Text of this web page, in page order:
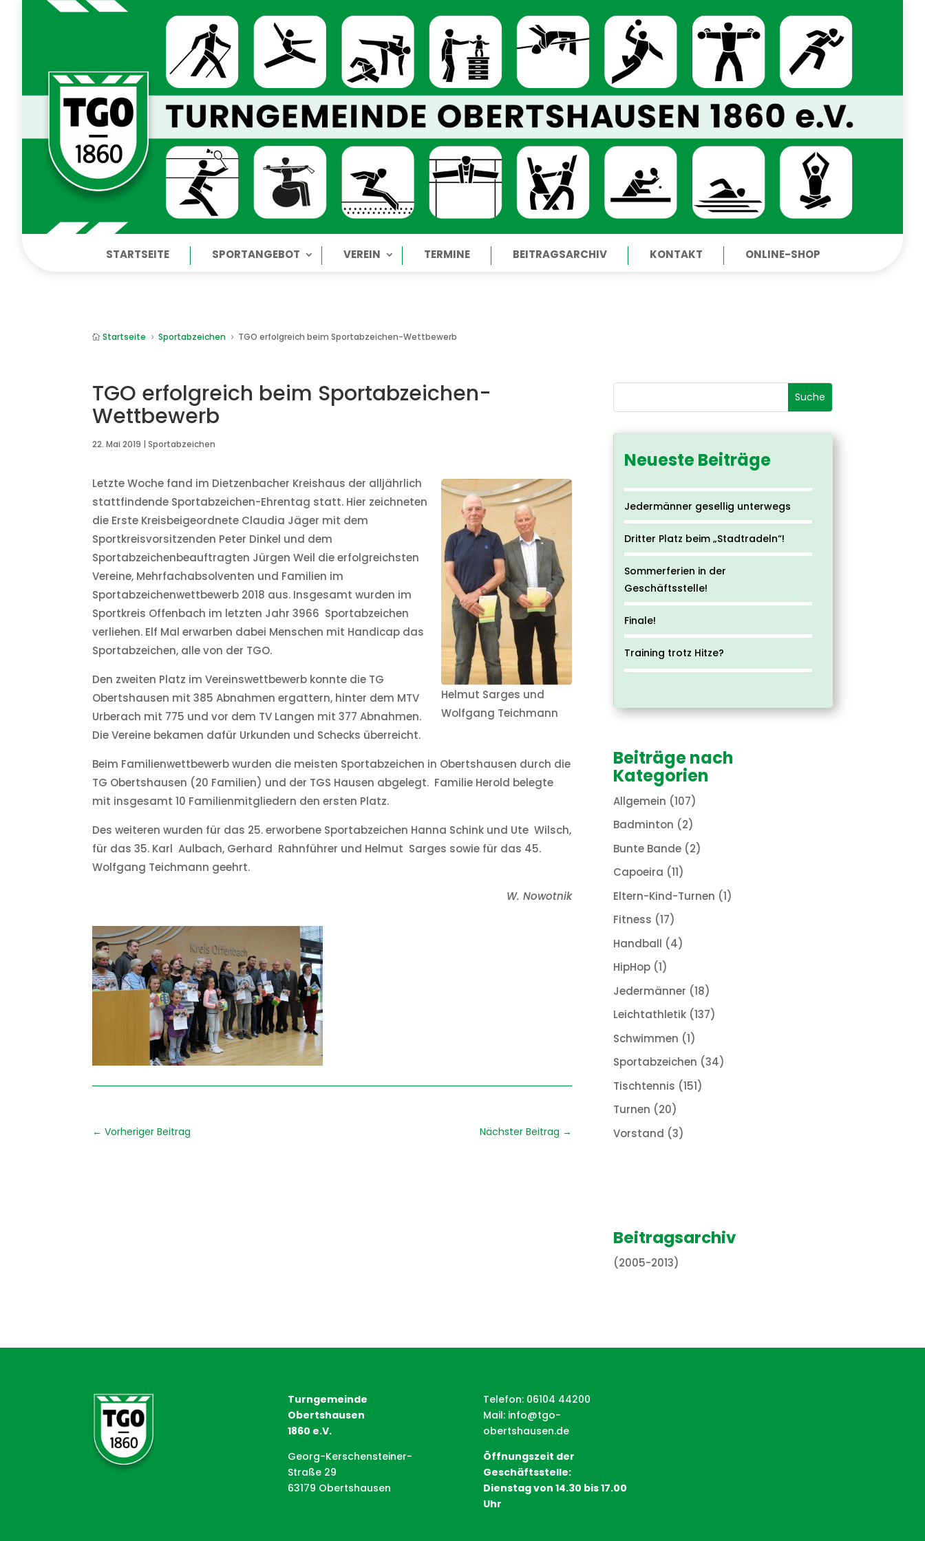
STARTSEITE SPORTANGEBOT VEREIN TERMINE BEITRAGSARCHIV KONTAKT ONLINE-SHOP
 Startseite 5 Sportabzeichen 5 TGO erfolgreich beim Sportabzeichen-Wettbewerb
TGO erfolgreich beim Sportabzeichen-
Wettbewerb
22. Mai 2019 |Sportabzeichen
Helmut Sarges und
Wolfgang Teichmann
Letzte Woche fand im Dietzenbacher Kreishaus der alljährlich
stattfindende Sportabzeichen-Ehrentag statt. Hier zeichneten
die Erste Kreisbeigeordnete Claudia Jäger mit dem
Sportkreisvorsitzenden Peter Dinkel und dem
Sportabzeichenbeauftragten Jürgen Weil die erfolgreichsten
Vereine, Mehrfachabsolventen und Familien im
Sportabzeichenwettbewerb 2018 aus. Insgesamt wurden im
Sportkreis Offenbach im letzten Jahr 3966 Sportabzeichen
verliehen. Elf Mal erwarben dabei Menschen mit Handicap das
Sportabzeichen, alle von der TGO.
Den zweiten Platz im Vereinswettbewerb konnte die TG
Obertshausen mit 385 Abnahmen ergattern, hinter dem MTV
Urberach mit 775 und vor dem TV Langen mit 377 Abnahmen.
Die Vereine bekamen dafür Urkunden und Schecks überreicht.
Beim Familienwettbewerb wurden die meisten Sportabzeichen in Obertshausen durch die
TG Obertshausen (20 Familien) und der TGS Hausen abgelegt. Familie Herold belegte
mit insgesamt 10 Familienmitgliedern den ersten Platz.
Des weiteren wurden für das 25. erworbene Sportabzeichen Hanna Schink und Ute Wilsch,
für das 35. Karl Aulbach, Gerhard Rahnführer und Helmut Sarges sowie für das 45.
Wolfgang Teichmann geehrt.
W. Nowotnik
←Vorheriger Beitrag Nächster Beitrag →
Neueste Beiträge
Jedermänner gesellig unterwegs
Dritter Platz beim „Stadtradeln“!
Sommerferien in der
Geschäftsstelle!
Finale!
Training trotz Hitze?
Beiträge nach
Kategorien
Allgemein (107)
Badminton (2)
Bunte Bande(2)
Capoeira (11)
Eltern-Kind-Turnen (1)
Fitness (17)
Handball (4)
HipHop(1)
Jedermänner (18)
Leichtathletik(137)
Schwimmen (1)
Sportabzeichen (34)
Tischtennis (151)
Turnen (20)
Vorstand (3)
Beitragsarchiv
(2005-2013)
Turngemeinde
Obertshausen
1860 e.V.
Georg-Kerschensteiner-
Straße 29
63179 Obertshausen
Telefon: 06104 44200
Mail: info@tgo-
obertshausen.de
Öffnungszeit der
Geschäftsstelle:
Dienstag von 14.30 bis 17.00
Uhr